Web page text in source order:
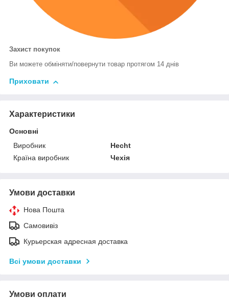
Захист покупок
Ви можете обміняти/повернути товар протягом 14 днів
Приховати
Характеристики
Основні
Виробник
Hecht
Країна виробник
Чехія
Умови доставки
Нова Пошта
Самовивіз
Курьерская адресная доставка
Всі умови доставки
Умови оплати